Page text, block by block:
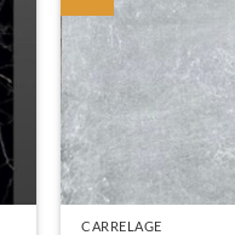
CARRELAGE